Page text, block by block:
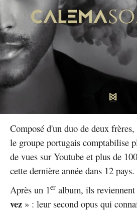
Composé d'un duo de deux
le groupe portugais comptabilise
de vues sur Youtube et plus de
cette dernière année dans 12 pays.
Après un 1er album, ils
vez » : leur second opus qui